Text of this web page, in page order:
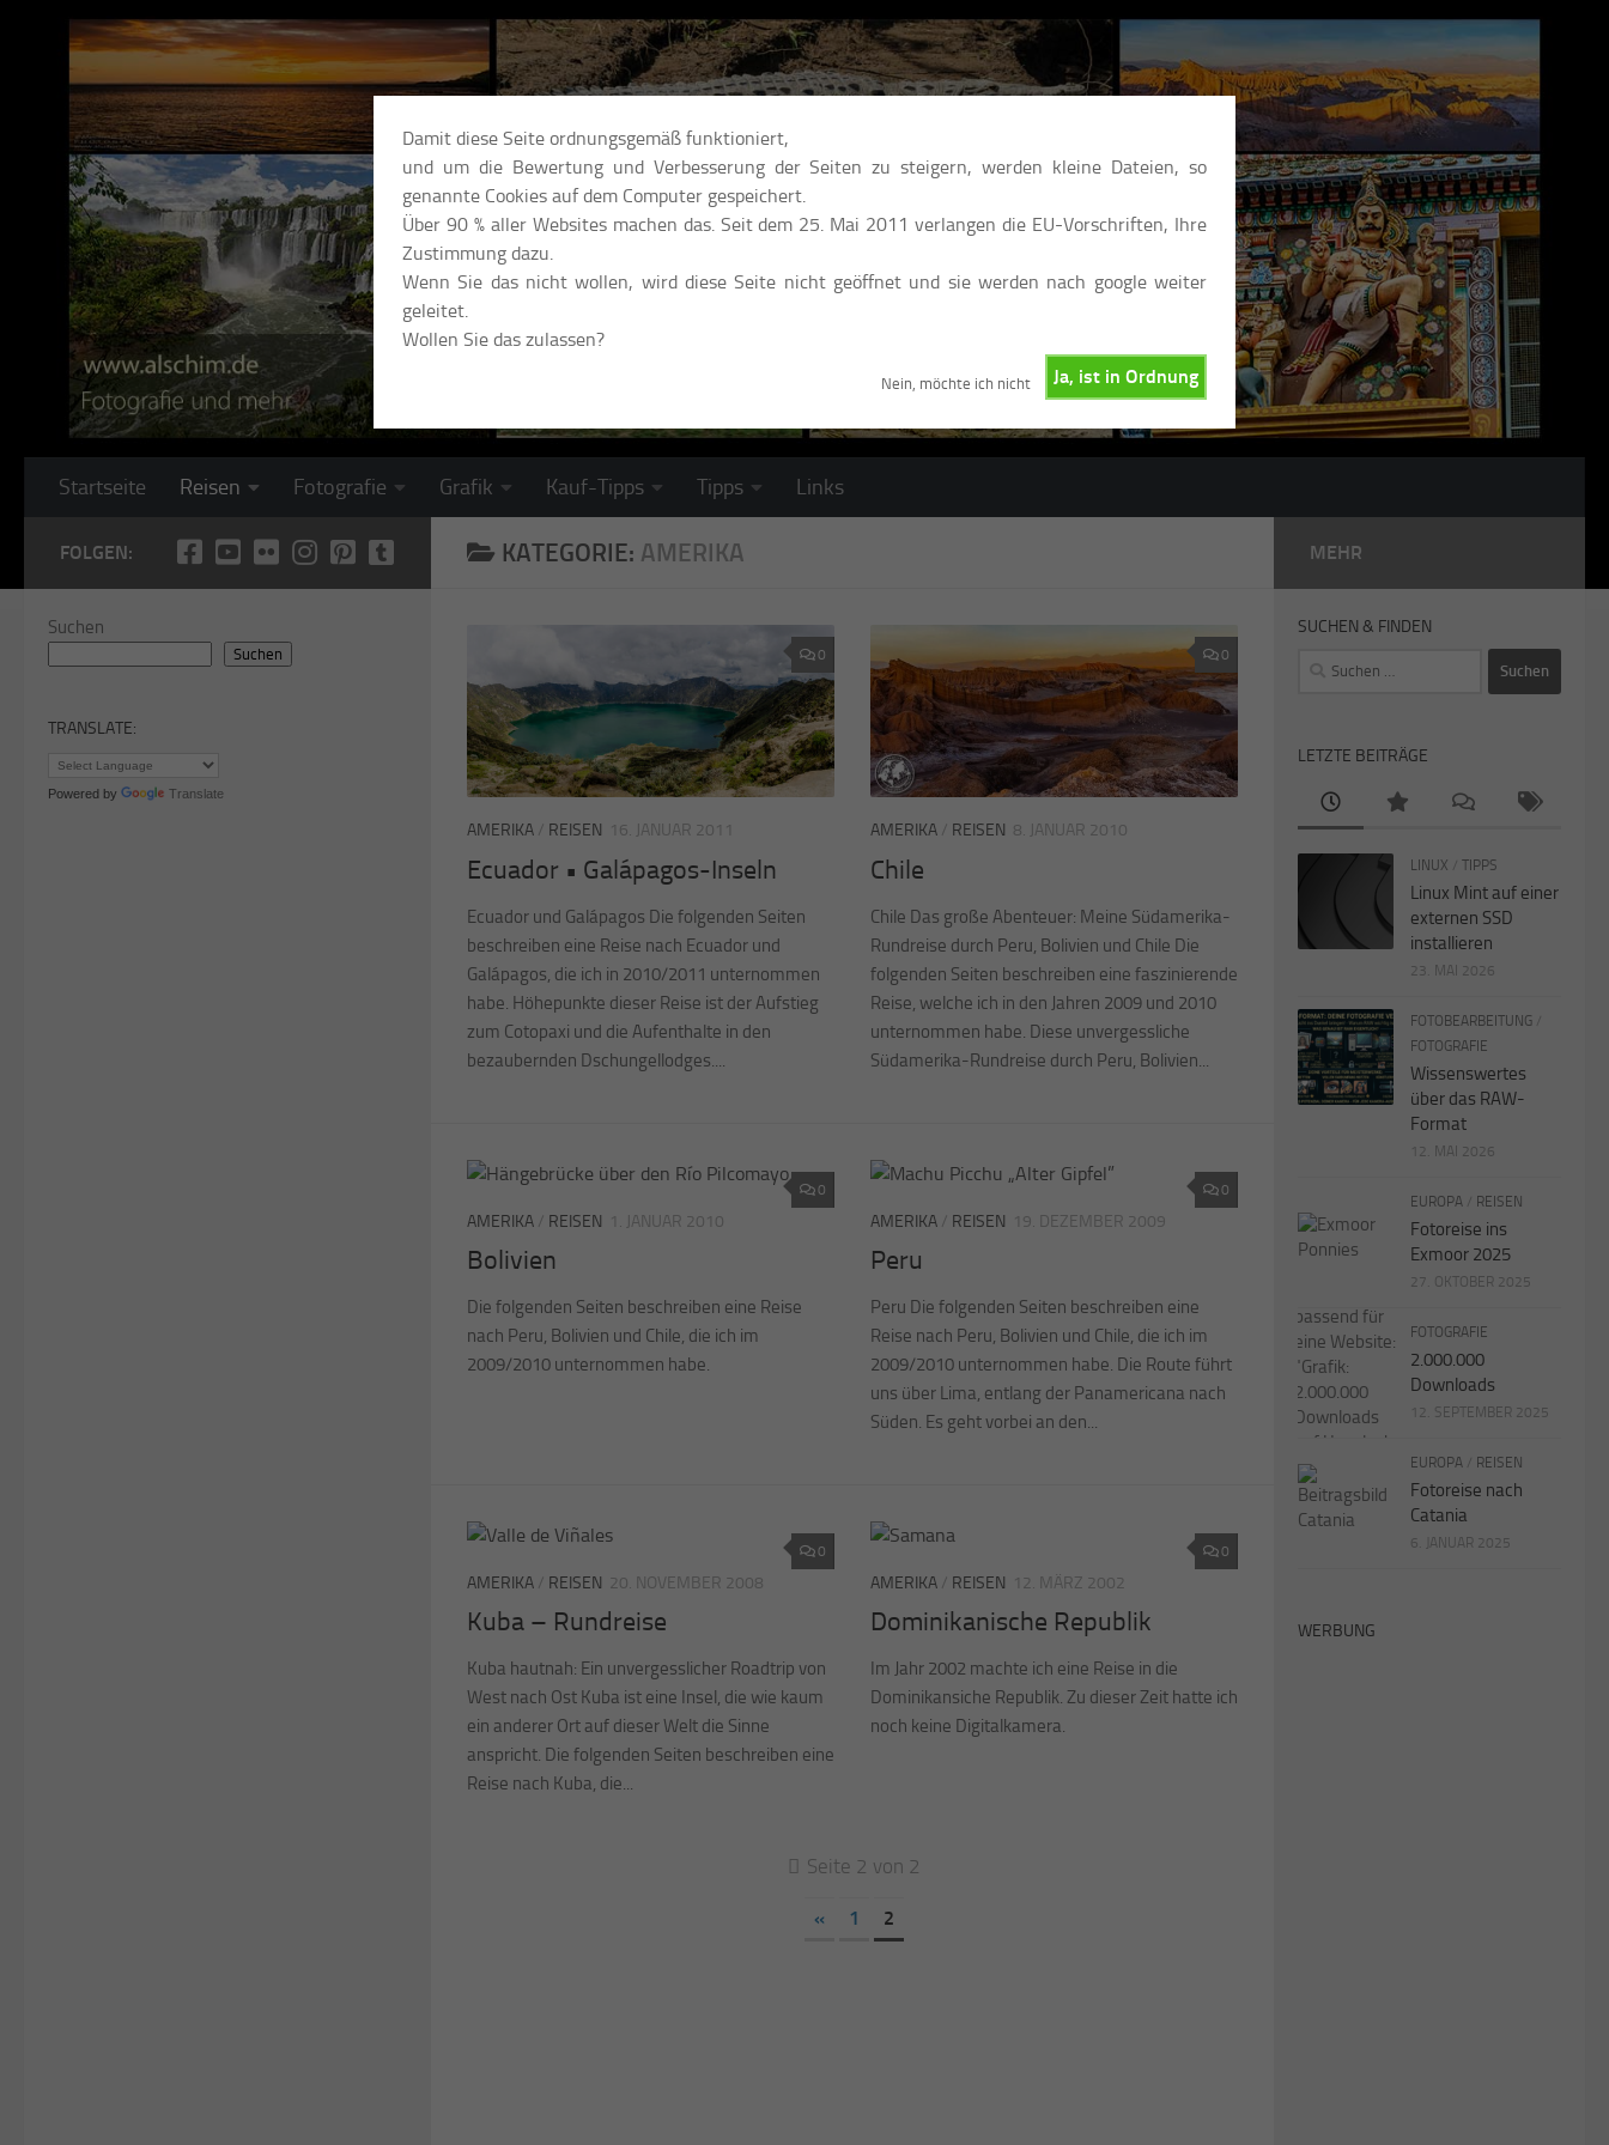
Damit diese Seite ordnungsgemäß funktioniert,
und um die Bewertung und Verbesserung der Seiten zu steigern, werden kleine Dateien, so
genannte Cookies auf dem Computer gespeichert.
Über 90 % aller Websites machen das. Seit dem 25. Mai 2011 verlangen die EU-Vorschriften, Ihre
Zustimmung dazu.
Wenn Sie das nicht wollen, wird diese Seite nicht geöffnet und sie werden nach google weiter
geleitet.
Wollen Sie das zulassen?
Ja, ist in Ordnung
Nein, möchte ich nicht
Unter dem Inhalt
Startseite Reisen Fotografie Grafik Kauf-Tipps Tipps Links
KATEGORIE: AMERIKA
0
AMERIKA / REISEN 16. JANUAR 2011
Ecuador • Galápagos-Inseln
Ecuador und Galápagos Die folgenden Seiten
beschreiben eine Reise nach Ecuador und
Galápagos, die ich in 2010/2011 unternommen
habe. Höhepunkte dieser Reise ist der Aufstieg
zum Cotopaxi und die Aufenthalte in den
bezaubernden Dschungellodges....
0
AMERIKA / REISEN 8. JANUAR 2010
Chile
Chile Das große Abenteuer: Meine Südamerika-
Rundreise durch Peru, Bolivien und Chile Die
folgenden Seiten beschreiben eine faszinierende
Reise, welche ich in den Jahren 2009 und 2010
unternommen habe. Diese unvergessliche
Südamerika-Rundreise durch Peru, Bolivien...
0
AMERIKA / REISEN 1. JANUAR 2010
Bolivien
Die folgenden Seiten beschreiben eine Reise
nach Peru, Bolivien und Chile, die ich im
2009/2010 unternommen habe.
0
AMERIKA / REISEN 19. DEZEMBER 2009
Peru
Peru Die folgenden Seiten beschreiben eine
Reise nach Peru, Bolivien und Chile, die ich im
2009/2010 unternommen habe. Die Route führt
uns über Lima, entlang der Panamericana nach
Süden. Es geht vorbei an den...
0
AMERIKA / REISEN 20. NOVEMBER 2008
Kuba – Rundreise
Kuba hautnah: Ein unvergesslicher Roadtrip von
West nach Ost Kuba ist eine Insel, die wie kaum
ein anderer Ort auf dieser Welt die Sinne
anspricht. Die folgenden Seiten beschreiben eine
Reise nach Kuba, die...
0
AMERIKA / REISEN 12. MÄRZ 2002
Dominikanische Republik
Im Jahr 2002 machte ich eine Reise in die
Dominikansiche Republik. Zu dieser Zeit hatte ich
noch keine Digitalkamera.
Seite 2 von 2
« 1 2
FOLGEN:
Suchen
Suchen
TRANSLATE:
Powered by Translate
MEHR
SUCHEN & FINDEN
Suchen
LETZTE BEITRÄGE
LINUX / TIPPS
Linux Mint auf einer
externen SSD
installieren
23. MAI 2026
FOTOBEARBEITUNG /
FOTOGRAFIE
Wissenswertes
über das RAW-
Format
12. MAI 2026
EUROPA / REISEN
Fotoreise ins
Exmoor 2025
27. OKTOBER 2025
FOTOGRAFIE
2.000.000
Downloads
12. SEPTEMBER 2025
EUROPA / REISEN
Fotoreise nach
Catania
6. JANUAR 2025
WERBUNG